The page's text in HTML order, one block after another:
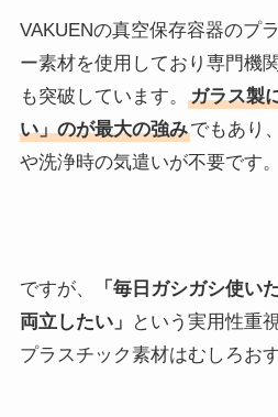
VAKUENの真空保存容器のプ
ー素材を使用しており専門機
も突破しています。
ガラス製
い」のが最大の強みでもあり
や洗浄時の気遣いが不要です。
ですが、
「毎日ガシガシ使い
両立したい」
という実用性重
プラスチック素材はむしろお